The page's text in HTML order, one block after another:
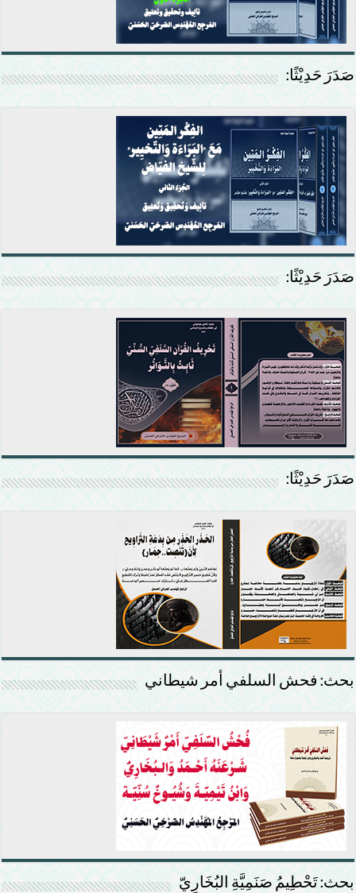
صَدَرَ حَدِيْثًا:
صَدَرَ حَدِيْثًا:
صَدَرَ حَدِيْثًا:
بحث: فحش السلفي أمر شيطاني
بحث: تَحْطِيمُ صَنَمِيَّةِ البُخَارِيّ